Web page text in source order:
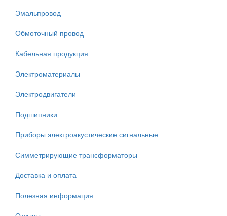
Эмальпровод
Обмоточный провод
Кабельная продукция
Электроматериалы
Электродвигатели
Подшипники
Приборы электроакустические сигнальные
Симметрирующие трансформаторы
Доставка и оплата
Полезная информация